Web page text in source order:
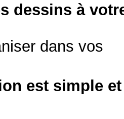
dessins à
dans vos
est simple et